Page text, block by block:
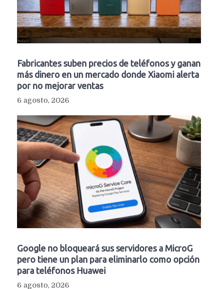
Fabricantes suben precios de teléfonos y ganan
más dinero en un mercado donde Xiaomi alerta
por no mejorar ventas
6 agosto, 2026
Google no bloqueará sus servidores a MicroG
pero tiene un plan para eliminarlo como opción
para teléfonos Huawei
6 agosto, 2026